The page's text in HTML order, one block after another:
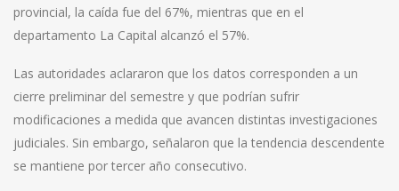
provincial, la caída fue del 67%, mientras que en el
departamento La Capital alcanzó el 57%.
Las autoridades aclararon que los datos corresponden a un
cierre preliminar del semestre y que podrían sufrir
modificaciones a medida que avancen distintas investigaciones
judiciales. Sin embargo, señalaron que la tendencia descendente
se mantiene por tercer año consecutivo.